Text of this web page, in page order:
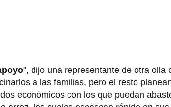
", dijo una representante de otra olla
a las familias, pero el resto
económicos con los que puedan